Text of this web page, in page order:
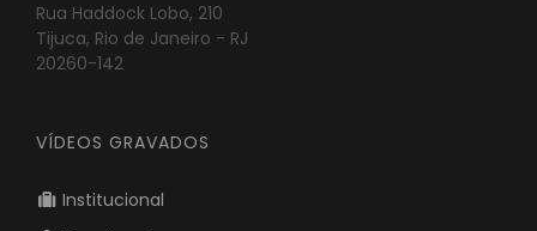
Rua Haddock Lobo, 210
Tijuca, Rio de Janeiro - RJ
20260-142
VÍDEOS GRAVADOS
Institucional